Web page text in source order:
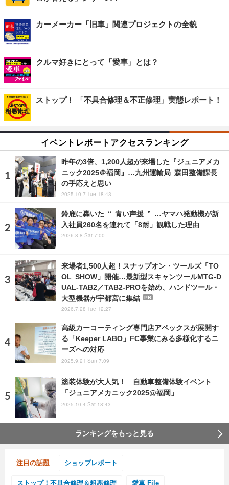
カーメーカー「旧車」関連プロジェクトの全貌
クルマ好きにとって「愛車」とは？
ストップ！ 「不具合修理＆不正修理」実態レポート！
イベントレポートアクセスランキング
昨年の3倍、1,200人超が来場した『ジュニアメカ
ニック2025＠福岡』…九州運輸局 森田整備課長
の手応えと思い
2025.10.7 Tue 18:43
鈴鹿に轟いた “ 青い声援 ” …ヤマハ発動機が新
入社員260名を連れて「8耐」観戦した理由
2026.8.8 Sat 7:00
来場者1,500人超！スナップオン・ツールズ「TO
OL SHOW」開催…最新型スキャンツールMTG-D
UAL-TAB2／TAB2-PROを始め、ハンドツール・
大型機器が宇都宮に集結
PR
2026.7.28 Tue 12:27
高級カーコーティング専門店アペックスが展開す
る「Keeper LABO」FC事業にみる多様化するニ
ーズへの対応
2025.9.21 Sun 7:09
塗装体験が大人気！ 自動車整備体験イベント
「ジュニアメカニック2025@福岡」
2025.10.4 Sat 18:43
ランキングをもっと見る
注目の話題 ショップレポート
ストップ！不具合修理＆粗悪修理 愛車 File